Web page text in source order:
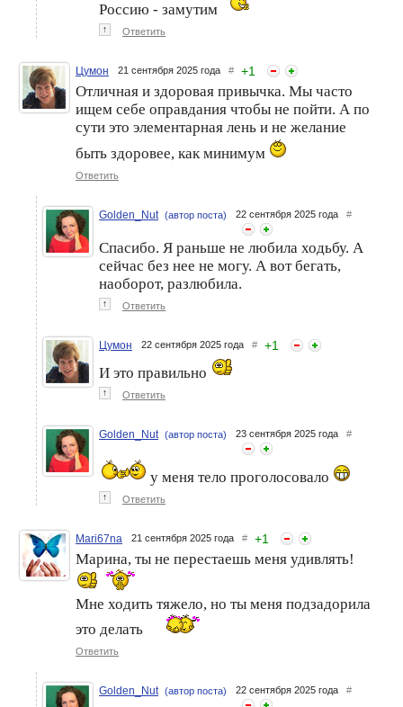
Россию - замутим
↑ Ответить
Цумон 21 сентября 2025 года # +1
Отличная и здоровая привычка. Мы часто
ищем себе оправдания чтобы не пойти. А по
сути это элементарная лень и не желание
быть здоровее, как минимум
Ответить
Golden_Nut (автор поста) 22 сентября 2025 года #
Спасибо. Я раньше не любила ходьбу. А
сейчас без нее не могу. А вот бегать,
наоборот, разлюбила.
↑ Ответить
Цумон 22 сентября 2025 года # +1
И это правильно
↑ Ответить
Golden_Nut (автор поста) 23 сентября 2025 года #
у меня тело проголосовало
↑ Ответить
Mari67na 21 сентября 2025 года # +1
Марина, ты не перестаешь меня удивлять!
Мне ходить тяжело, но ты меня подзадорила
это делать
Ответить
Golden_Nut (автор поста) 22 сентября 2025 года #